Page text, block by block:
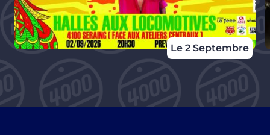
Le 2 Septembre